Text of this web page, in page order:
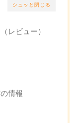
シュッと閉じる
レビュー）
情報